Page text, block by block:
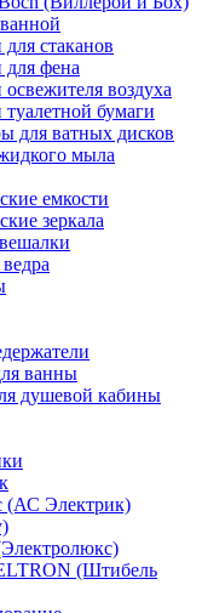
стаканов
для фена
воздуха
бумаги
для ватных дисков
мыла
емкости
зеркала
ванны
душевой кабины
(АС Электрик)
(Штибель